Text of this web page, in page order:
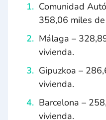
Comunidad
358,06 miles
Málaga –
vivienda.
Gipuzkoa –
vivienda.
Barcelona –
vivienda.